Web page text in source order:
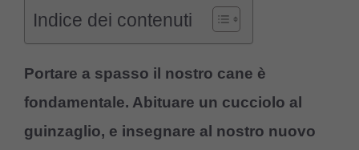
Indice dei contenuti
Portare a spasso il nostro cane è
fondamentale. Abituare un cucciolo al
guinzaglio, e insegnare al nostro nuovo